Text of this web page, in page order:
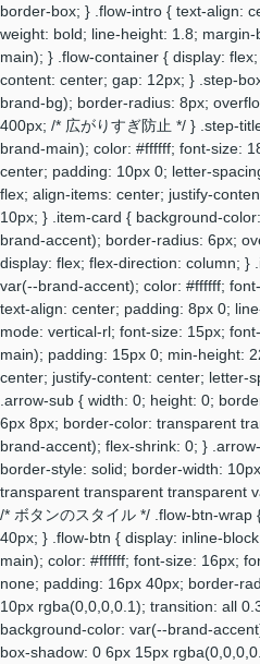
border-box; } .flow-intro { text-align:
weight: bold; line-height: 1.8;
main); } .flow-container { display:
content: center; gap: 12px; } .step-
brand-bg); border-radius: 8px;
400px; /* 広がりすぎ防止 */ } .step-
brand-main); color: #ffffff; font-size:
center; padding: 10px 0; letter-
flex; align-items: center; justify-
10px; } .item-card { background-
brand-accent); border-radius: 6px;
display: flex; flex-direction: column; }
var(--brand-accent); color: #ffffff;
text-align: center; padding: 8px 0;
mode: vertical-rl; font-size: 15px;
main); padding: 15px 0; min-height:
center; justify-content: center; letter-
.arrow-sub { width: 0; height: 0;
6px 8px; border-color: transparent
brand-accent); flex-shrink: 0; }
border-style: solid; border-width:
transparent transparent transparent
/* ボタンのスタイル */ .flow-btn-
40px; } .flow-btn { display: inline-
main); color: #ffffff; font-size: 16px;
none; padding: 16px 40px; border-
10px rgba(0,0,0,0.1); transition: all
background-color: var(--brand-
box-shadow: 0 6px 15px